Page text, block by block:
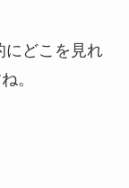
どこを見れ
。